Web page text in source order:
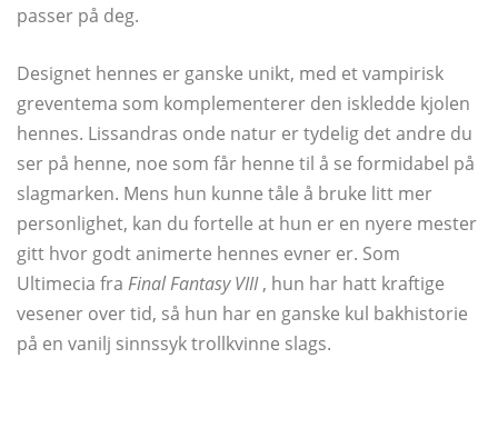
passer på deg.
Designet hennes er ganske unikt, med et vampirisk
greventema som komplementerer den iskledde kjolen
hennes. Lissandras onde natur er tydelig det andre du
ser på henne, noe som får henne til å se formidabel på
slagmarken. Mens hun kunne tåle å bruke litt mer
personlighet, kan du fortelle at hun er en nyere mester
gitt hvor godt animerte hennes evner er. Som
Ultimecia fra Final Fantasy VIII, hun har hatt kraftige
vesener over tid, så hun har en ganske kul bakhistorie
på en vanilj sinnssyk trollkvinne slags.